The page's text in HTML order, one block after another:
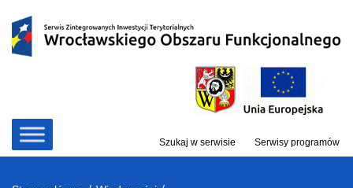
treści
Szukaj w serwisie Serwisy programów